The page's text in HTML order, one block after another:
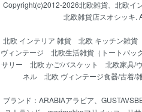
Copyright(c)2012-2026北欧雑貨、北欧イ
北欧雑貨店スオシッキ.
北欧 インテリア 雑貨 北欧 キッチン雑貨
ヴィンテージ
北欧生活雑貨（トートバッ
サリー
北欧 かご/バスケット 北欧家具/
ネル
北欧 ヴィンテージ食器/古着/
ブランド： ARABIAアラビア